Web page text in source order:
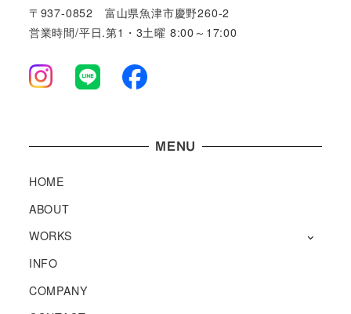
〒937-0852 富山県魚津市慶野260-2
営業時間/平日.第1・3土曜 8:00～17:00
MENU
HOME
ABOUT
WORKS
INFO
COMPANY